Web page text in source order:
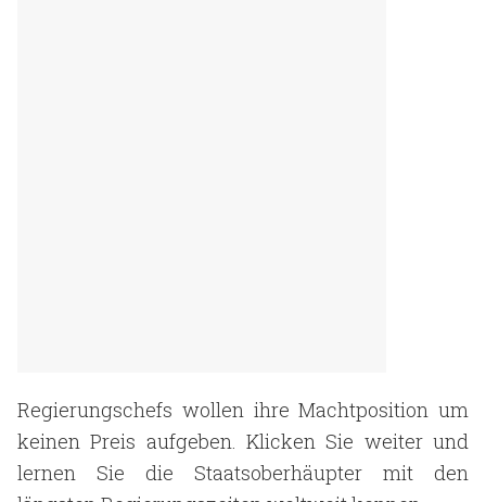
Regierungschefs wollen ihre Machtposition um
keinen Preis aufgeben. Klicken Sie weiter und
lernen Sie die Staatsoberhäupter mit den